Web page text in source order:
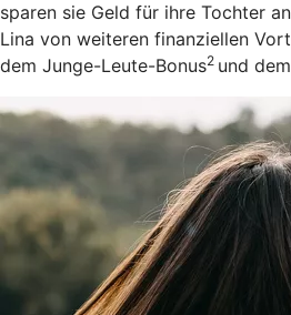
sparen sie Geld für ihre Tochter
Lina von weiteren finanziellen
dem Junge-Leute-Bonus2 und